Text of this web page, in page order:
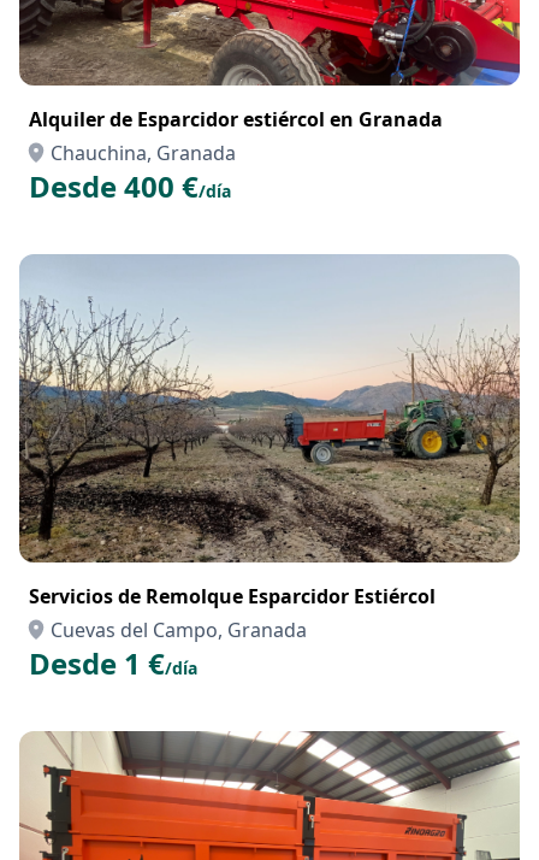
Alquiler de Esparcidor estiércol en Granada
Chauchina, Granada
Desde 400 €/día
Servicios de Remolque Esparcidor Estiércol
Cuevas del Campo, Granada
Desde 1 €/día